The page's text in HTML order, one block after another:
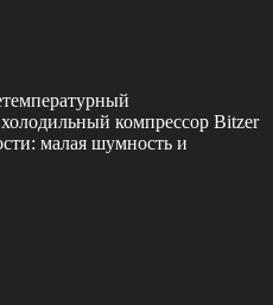
компрессор Bitzer
малая шумность и